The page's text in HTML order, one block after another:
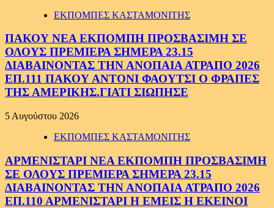
ΕΚΠΟΜΠΕΣ ΚΑΣΤΑΜΟΝΙΤΗΣ
ΠΑΚΟΥ ΝΕΑ ΕΚΠΟΜΠΗ ΠΡΟΣΒΑΣΙΜΗ ΣΕ
ΟΛΟΥΣ ΠΡΕΜΙΕΡΑ ΣΗΜΕΡΑ 23.15
ΔΙΑΒΑΙΝΟΝΤΑΣ ΤΗΝ ΑΝΟΠΑΙΑ ΑΤΡΑΠΟ 2026
ΕΠ.111 ΠΑΚΟΥ ΑΝΤΟΝΙ ΦΑΟΥΤΣΙ Ο ΦΡΑΠΕΣ
ΤΗΣ ΑΜΕΡΙΚΗΣ.ΓΙΑΤΙ ΣΙΩΠΗΣΕ
5 Αυγούστου 2026
ΕΚΠΟΜΠΕΣ ΚΑΣΤΑΜΟΝΙΤΗΣ
ΑΡΜΕΝΙΣΤΑΡΙ ΝΕΑ ΕΚΠΟΜΠΗ ΠΡΟΣΒΑΣΙΜΗ
ΣΕ ΟΛΟΥΣ ΠΡΕΜΙΕΡΑ ΣΗΜΕΡΑ 23.15
ΔΙΑΒΑΙΝΟΝΤΑΣ ΤΗΝ ΑΝΟΠΑΙΑ ΑΤΡΑΠΟ 2026
ΕΠ.110 ΑΡΜΕΝΙΣΤΑΡΙ Η ΕΜΕΙΣ Η ΕΚΕΙΝΟΙ